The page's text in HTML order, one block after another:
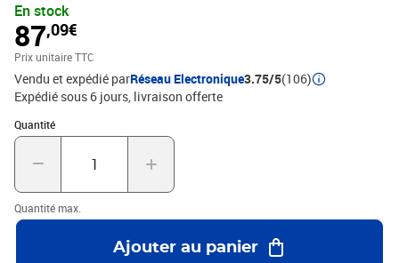
En stock
87,09€
Prix unitaire TTC
Vendu et expédié parRéseau Electronique3.75/5(106)
Expédié sous 6 jours livraison offerte
Quantité
Quantité : 1
Quantité max.
Ajouter au panier